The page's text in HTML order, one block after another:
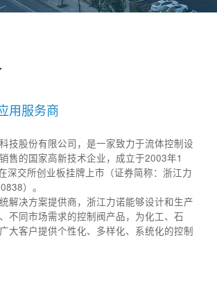
用服务商
技股份有限公司，是一家致力于流体控制设
售的国家高新技术企业，成立于2003年1
深交所创业板挂牌上市（证券简称：浙江力
）。
解决方案提供商，浙江力诺能够设计和生产
不同市场需求的控制阀产品，为化工、石
大客户提供个性化、多样化、系统化的控制